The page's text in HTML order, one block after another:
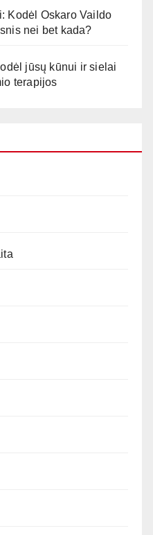
Kodėl Oskaro Vaildo
nei bet kada?
jūsų kūnui ir sielai
terapijos